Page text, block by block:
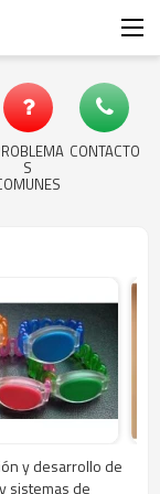
S
CONTACTO
y desarrollo de
sistemas de